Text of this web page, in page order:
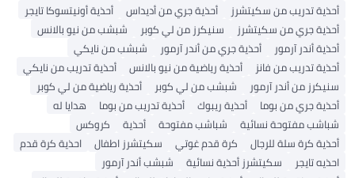
أحذية تدريب من سكيتشرز
أحذية جري من أديداس
أحذية أونيتسوكا تايجر
أحذية جري من سكيتشرز
سنيكرز من لي كوبر
شبشب من نيو بالانس
أحذية أندر آرمور
أحذية جري من أندر آرمور
شبشب من نايكي
أحذية تدريب من فانز
أحذية رياضية من نيو بالانس
أحذية تدريب من نايكي
سنيكرز من أندر آرمور
شبشب من لي كوبر
أحذية رياضية من لي كوبر
أحذية جري من بوما
أحذية ريبوك أحذية تدريب من بوما
هدايا له
شباشب مفتوحة نسائية
شباشب مفتوحة أحذية
كروكس
أحذية كرة سلة للرجال
كرة قدم غوتي سكيتشرز اطفال
احذية كرة قدم
احذيه تايجر
سكيتشرز أحذية نسائية
شبشب أندر آرمور